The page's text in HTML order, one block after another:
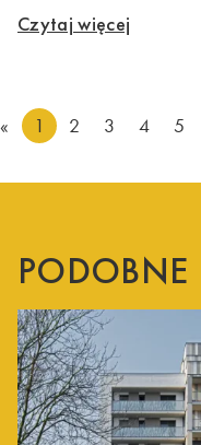
Czytaj więcej
« 1 2 3 4 5
PODOBNE